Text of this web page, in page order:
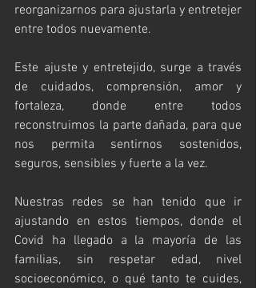
reorganizarnos para ajustarla y entretejer
entre todos nuevamente.
Este ajuste y entretejido, surge a través
de cuidados, comprensión, amor y
fortaleza, donde entre todos
reconstruimos la parte dañada, para que
nos permita sentirnos sostenidos,
seguros, sensibles y fuerte a la vez.
Nuestras redes se han tenido que ir
ajustando en estos tiempos, donde el
Covid ha llegado a la mayoría de las
familias, sin respetar edad, nivel
socioeconómico, o qué tanto te cuides,